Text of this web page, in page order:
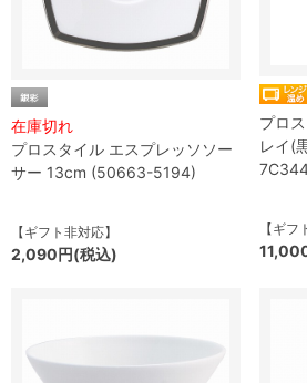
在庫切れ
プロスタイル エスプレッソソー
サー 13cm (50663-5194)
【ギフト非対応】
2,090円(税込)
プロ
レイ(
【ギフ